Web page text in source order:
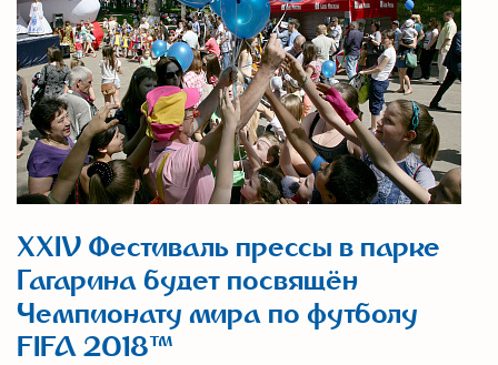
XXIV Фестиваль прессы в парке
Гагарина будет посвящён
Чемпионату мира по футболу
FIFA 2018™